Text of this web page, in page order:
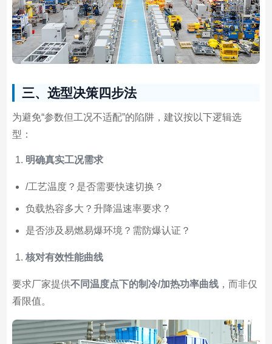
三、选型决策四步法
为避免“参数但工况不适配”的陷阱，建议按以下逻辑选
型：
明确真实工况需求
/工艺温度？是否需要快速切换？
负载热容多大？升降温速率要求？
是否涉及易燃易爆环境？需防爆认证？
核对有效性能曲线
要求厂家提供不同温度点下的制冷/加热功率曲线，而非仅
看限值。